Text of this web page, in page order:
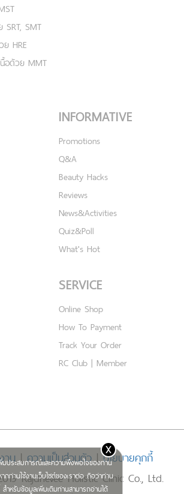
มประสบการณ์และความพึงพอใจของท่าน
กท่านใช้งานเว็บไซต์ของเราต่อ ถือว่าท่าน
ำหรับข้อมูลเพิ่มเติมท่านสามารถอ่านได้
x
SRT, SMT
HRE
อด้วย MMT
INFORMATIVE
Promotions
Q&A
Beauty Hacks
Reviews
News&Activities
Quiz&Poll
What's Hot
SERVICE
Online Shop
How To Payment
Track Your Order
RC Club | Member
าน|ความเป็นส่วนตัว|นโยบายคุกกี้
Rajdhevee Holistic Clinic Co., Ltd.